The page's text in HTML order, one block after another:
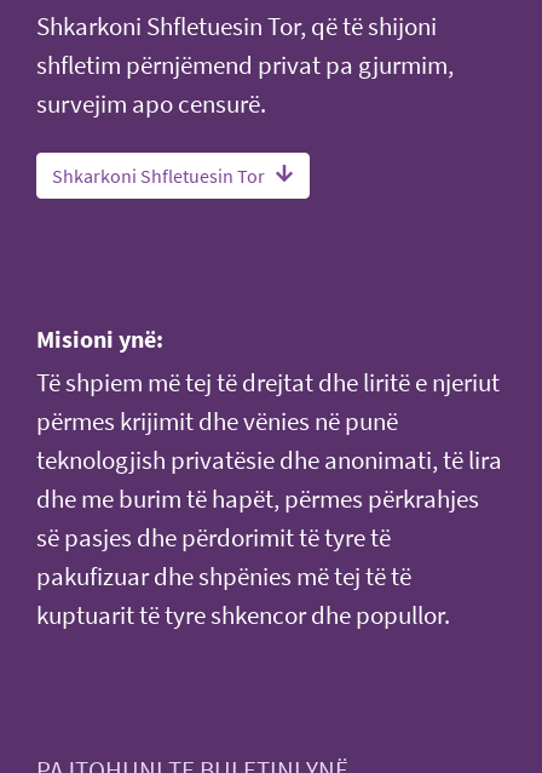
Shkarkoni Shfletuesin Tor, që të shijoni
shfletim përnjëmend privat pa gjurmim,
survejim apo censurë.
Shkarkoni Shfletuesin Tor
Misioni ynë:
Të shpiem më tej të drejtat dhe liritë e njeriut
përmes krijimit dhe vënies në punë
teknologjish privatësie dhe anonimati, të lira
dhe me burim të hapët, përmes përkrahjes
së pasjes dhe përdorimit të tyre të
pakufizuar dhe shpënies më tej të të
kuptuarit të tyre shkencor dhe popullor.